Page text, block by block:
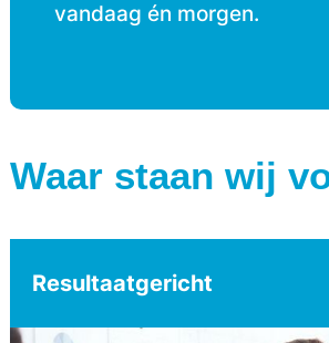
vandaag én morgen.
Waar staan wij
Resultaatgericht